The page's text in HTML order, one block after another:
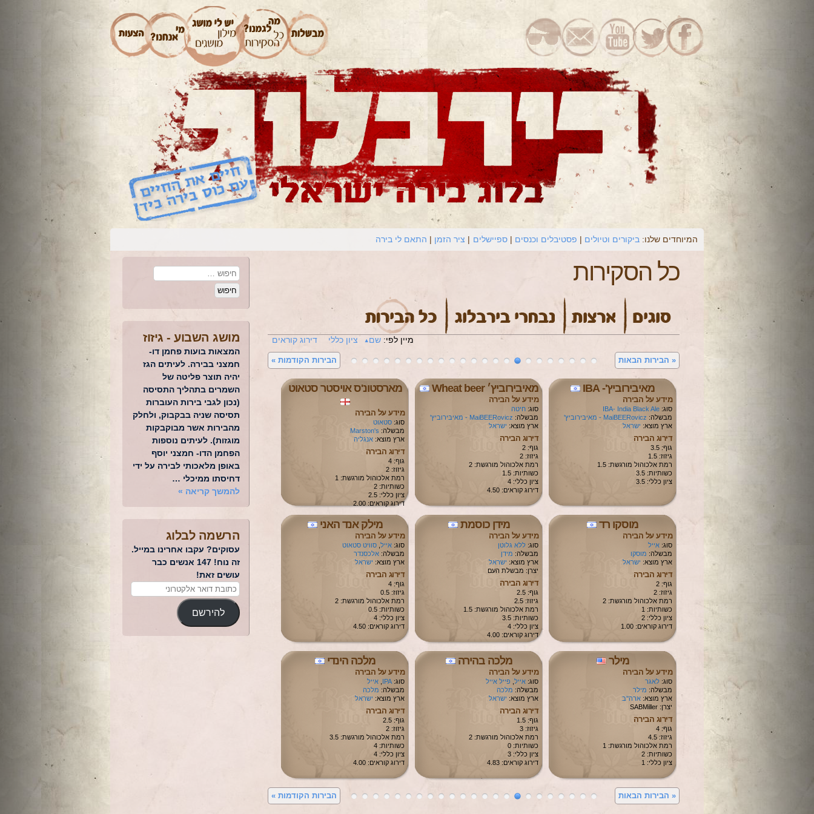
המיוחדים שלנו: ביקורים וטיולים פסטיבלים וכנסים ספיישלים ציר הזמן התאם לי בירה
כל הסקירות
מיין לפי: שם ציון כללי דירוג קוראים
« הבירות הבאות הבירות הקודמות »
מאיבירוביץ'- IBA
מידע על הבירה
סוג: IBA- India Black Ale
מבשלה: MaiBEERovicz - מאיבירוביץ'
ארץ מוצא: ישראל
דירוג הבירה
גוף: 3.5
גיזוז: 1.5
רמת אלכוהול מורגשת: 1.5
כשותיות: 3.5
ציון כללי: 3.5
מאיבירוביץ׳ Wheat beer
מידע על הבירה
סוג: חיטה
מבשלה: MaiBEERovicz - מאיבירוביץ'
ארץ מוצא: ישראל
דירוג הבירה
גוף: 2
גיזוז: 2
רמת אלכוהול מורגשת: 2
כשותיות: 1.5
ציון כללי: 4
דירוג קוראים: 4.50
מארסטונ'ס אויסטר סטאוט
מידע על הבירה
סוג: סטאוט
מבשלה: Marston's
ארץ מוצא: אנגליה
דירוג הבירה
גוף: 4
גיזוז: 2
רמת אלכוהול מורגשת: 1
כשותיות: 2
ציון כללי: 2.5
דירוג קוראים: 2.00
מוסקו רד
מידע על הבירה
סוג: אייל
מבשלה: מוסקו
ארץ מוצא: ישראל
דירוג הבירה
גוף: 2
גיזוז: 2
רמת אלכוהול מורגשת: 2
כשותיות: 1
ציון כללי: 2
דירוג קוראים: 1.00
מידן כוסמת
מידע על הבירה
סוג: ללא גלוטן
מבשלה: מידן
ארץ מוצא: ישראל
יצרן: מבשלת העם
דירוג הבירה
גוף: 2.5
גיזוז: 2.5
רמת אלכוהול מורגשת: 1.5
כשותיות: 3.5
ציון כללי: 4
דירוג קוראים: 4.00
מילק אנד האני
מידע על הבירה
סוג: אייל סוויט סטאוט
מבשלה: אלכסנדר
ארץ מוצא: ישראל
דירוג הבירה
גוף: 4
גיזוז: 0.5
רמת אלכוהול מורגשת: 2
כשותיות: 0.5
ציון כללי: 4
דירוג קוראים: 4.50
מילר
מידע על הבירה
סוג: לאגר
מבשלה: מילר
ארץ מוצא: ארה"ב
יצרן: SABMiller
דירוג הבירה
גוף: 4
גיזוז: 4.5
רמת אלכוהול מורגשת: 1
כשותיות: 2
ציון כללי: 1
מלכה בהירה
מידע על הבירה
סוג: אייל פייל אייל
מבשלה: מלכה
ארץ מוצא: ישראל
דירוג הבירה
גוף: 1.5
גיזוז: 3
רמת אלכוהול מורגשת: 2
כשותיות: 0
ציון כללי: 3
דירוג קוראים: 4.83
מלכה הינדי
מידע על הבירה
סוג: IPA אייל
מבשלה: מלכה
ארץ מוצא: ישראל
דירוג הבירה
גוף: 2.5
גיזוז: 2
רמת אלכוהול מורגשת: 3.5
כשותיות: 4
ציון כללי: 4
דירוג קוראים: 4.00
« הבירות הבאות הבירות הקודמות »
מושג השבוע - גיזוז
המצאות בועות פחמן דו-
חמצני בבירה. לעיתים הגז
יהיה תוצר פליטה של
השמרים בתהליך התסיסה
(נכון לגבי בירות העוברות
תסיסה שניה בבקבוק, ולחלק
מהבירות אשר מבוקבקות
מוגזות). לעיתים נוספות
הפחמן הדו- חמצני יוסף
באופן מלאכותי לבירה על ידי
דחיסתו ממיכלי …
להמשך קריאה »
הרשמה לבלוג
עסוקים? עקבו אחרינו במייל.
זה נוח! 147 אנשים כבר
עושים זאת!
להירשם